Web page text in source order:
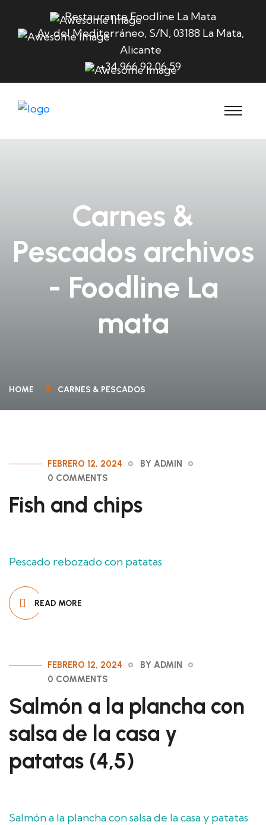
Restaurante Foodline La Mata
Av. del Mediterráneo, S/N, 03188 La Mata,
Alicante
+34 966 92 06 59
Carnes &
Pescados archivos
- Foodline La
mata
HOME CARNES & PESCADOS
FEBRERO 12, 2024
BY ADMIN
0 COMMENTS
Fish and chips
Pescado rebozado con patatas
READ MORE
FEBRERO 12, 2024
BY ADMIN
0 COMMENTS
Salmón a la plancha con
salsa de la casa y
patatas (4,5)
Salmón a la plancha con salsa de la casa y patatas